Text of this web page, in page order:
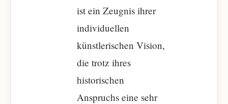
ist ein Zeugnis ihrer
individuellen
künstlerischen Vision,
die trotz ihres
historischen
Anspruchs eine sehr